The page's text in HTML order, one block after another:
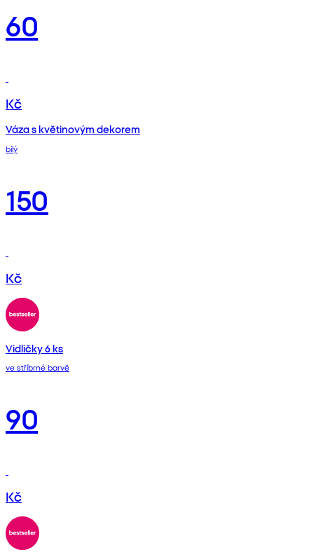
60
Kč
Váza s květinovým dekorem
bílý
150
Kč
Vidličky 6 ks
ve stříbrné barvě
90
Kč